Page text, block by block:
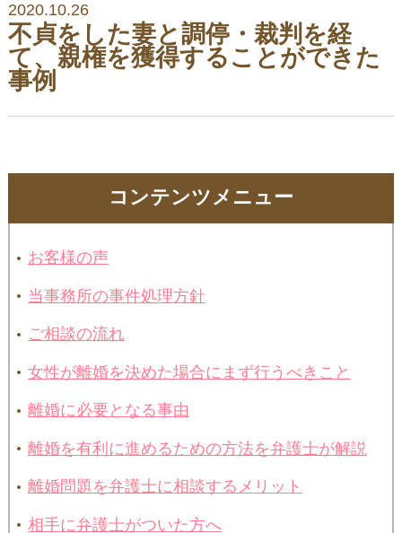
コンテンツメニュー
お客様の声
当事務所の事件処理方針
ご相談の流れ
女性が離婚を決めた場合にまず行うべきこと
離婚に必要となる事由
離婚を有利に進めるための方法を弁護士が解説
離婚問題を弁護士に相談するメリット
相手に弁護士がついた方へ
2020.10.26
不貞をした妻と調停・裁判を経
て、親権を獲得することができた
事例